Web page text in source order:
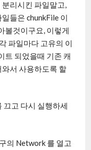
리시킨 파일말고,
들은 chunkFile 이
볼것이구요, 이렇게
파일마다 고유의 이
트 되었을때 기존 캐
서 사용하도록 할
끄고 다시 실행하세
의 Network 를 열고